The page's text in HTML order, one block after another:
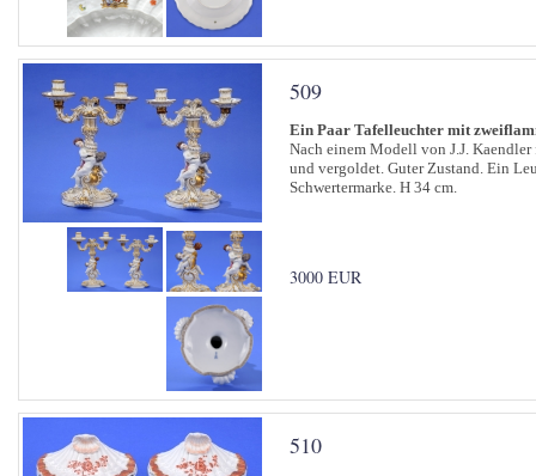
509
Ein Paar Tafelleuchter mit
Nach einem Modell von J.J.
und vergoldet. Guter Zustand. Ein
Schwertermarke. H 34 cm.
3000 EUR
510